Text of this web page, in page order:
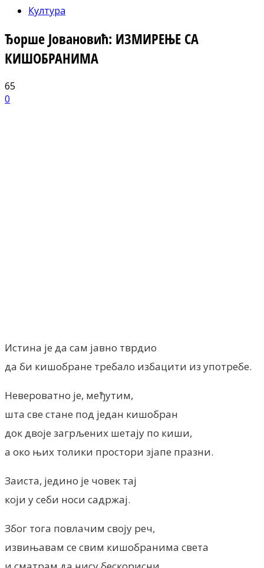
Култура
Ђорше Јовановић: ИЗМИРЕЊЕ СА
КИШОБРАНИМА
65
0
Истина је да сам јавно тврдио
да би кишобране требало избацити из употребе.
Невероватно је, међутим,
шта све стане под један кишобран
док двоје загрљених шетају по киши,
а око њих толики простори зјапе празни.
Заиста, једино је човек тај
који у себи носи садржај.
Због тога повлачим своју реч,
извињавам се свим кишобранима света